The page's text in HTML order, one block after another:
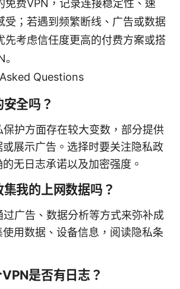
免费VPN，记录连接稳定性、速
受；若遇到频繁断线、广告或数据
先考虑信任度更高的付费方案或搭
Questions
全吗？
保护方面存在较大变数，部分提供
展示广告。选择时要关注隐私政
无日志承诺以及加密强度。
我的上网数据吗？
广告、数据分析等方式来弥补成
用数据、设备信息，阅读隐私条
是否有日志？